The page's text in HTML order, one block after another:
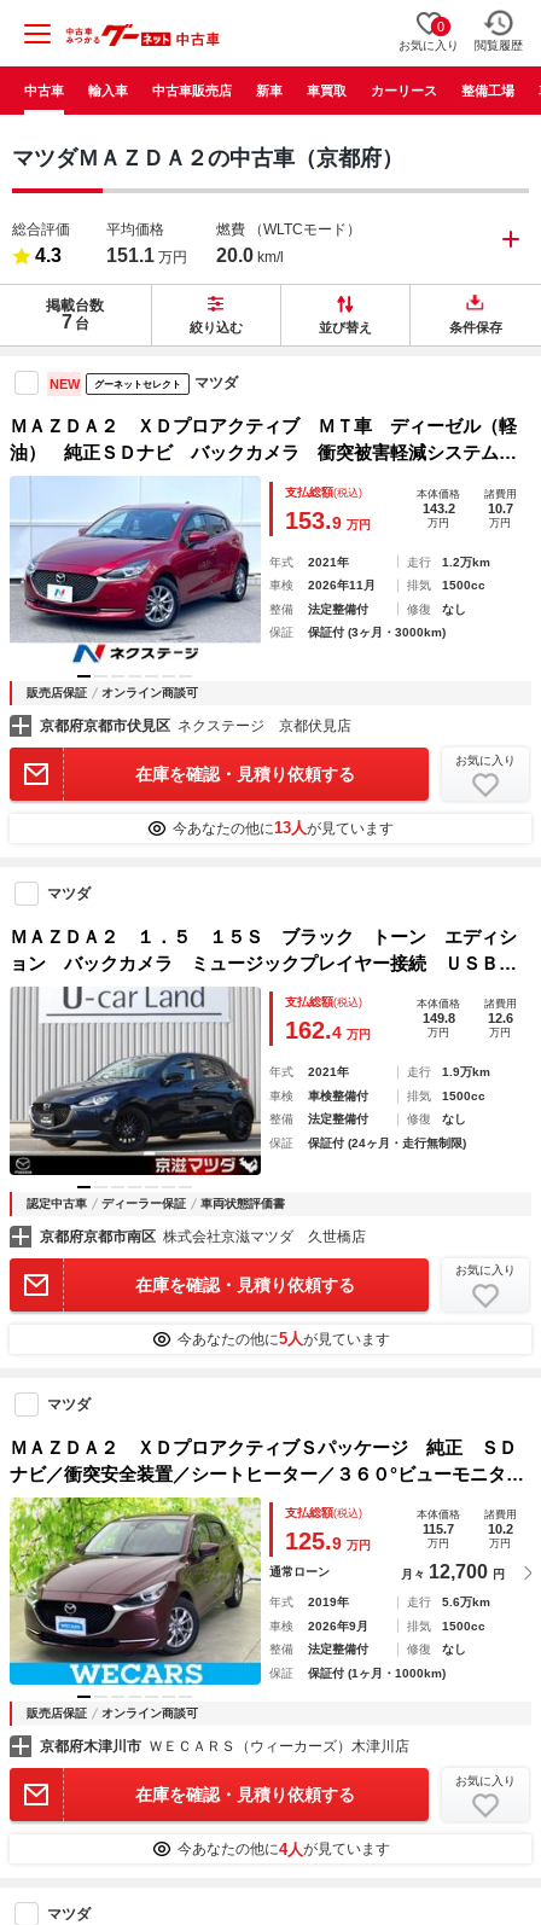
0
お気に入り 閲覧履歴
中古車 輸入車 中古車販売店 新車 車買取 カーリース 整備工場
マツダＭＡＺＤＡ２の中古車（京都府）
総合評価
4.3
平均価格
151.1 万円
燃費 （WLTCモード）
20.0 km/l
掲載台数
7 台 絞り込む 並び替え 条件保存
NEW グーネットセレクト マツダ
ＭＡＺＤＡ２ ＸＤプロアクティブ ＭＴ車 ディーゼル（軽
油） 純正ＳＤナビ バックカメラ 衝突被害軽減システム
禁煙車 ドラレコ コーナーセンサー スマートキー ＬＥＤ
ヘッド ビルトインＥＴＣ 純正１５インチアルミ オートラ
イト
支払総額(税込)
153.9 万円
本体価格
143.2
万円
諸費用
10.7
万円
年式 2021年 走行
1.2万km
車検
2026年11月 排気
1500cc
整備
法定整備付 修復
なし
保証
保証付 (3ヶ月・3000km)
販売店保証 オンライン商談可
京都府京都市伏見区 ネクステージ 京都伏見店
在庫を確認・見積り依頼する
お気に入り
今あなたの他に13人が見ています
マツダ
ＭＡＺＤＡ２ １．５ １５Ｓ ブラック トーン エディシ
ョン バックカメラ ミュージックプレイヤー接続 ＵＳＢ入
力端子 Ｂｌｕｅｔｏｏｔｈ接続 スマートブレーキ マツダ
コネクトナビ ブルートゥース
支払総額(税込)
162.4 万円
本体価格
149.8
万円
諸費用
12.6
万円
年式 2021年 走行
1.9万km
車検
車検整備付 排気
1500cc
整備
法定整備付 修復
なし
保証
保証付 (24ヶ月・走行無制限)
認定中古車 ディーラー保証 車両状態評価書
京都府京都市南区 株式会社京滋マツダ 久世橋店
在庫を確認・見積り依頼する
お気に入り
今あなたの他に5人が見ています
マツダ
ＭＡＺＤＡ２ ＸＤプロアクティブＳパッケージ 純正 ＳＤ
ナビ／衝突安全装置／シートヒーター／３６０°ビューモニター
／車線逸脱防止支援システム／ヘッドランプ ＬＥＤ／ＥＴＣ
／ＥＢＤ付ＡＢＳ／横滑り防止装置／アイドリングストップ
支払総額(税込)
125.9 万円
本体価格
115.7
万円
諸費用
10.2
万円
通常ローン 月々 12,700 円
年式 2019年 走行
5.6万km
車検
2026年9月 排気
1500cc
整備
法定整備付 修復
なし
保証
保証付 (1ヶ月・1000km)
販売店保証 オンライン商談可
京都府木津川市 ＷＥＣＡＲＳ（ウィーカーズ）木津川店
在庫を確認・見積り依頼する
お気に入り
今あなたの他に4人が見ています
マツダ